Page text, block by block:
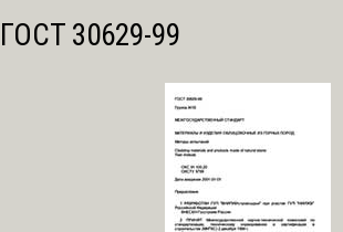
ГОСТ 30629-99